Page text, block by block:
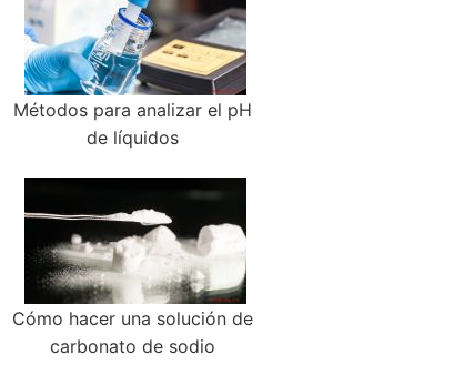
Métodos para analizar el pH
de líquidos
Cómo hacer una solución de
carbonato de sodio